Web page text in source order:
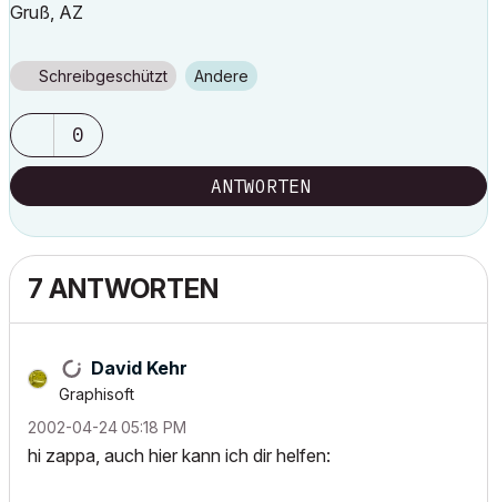
Gruß, AZ
Schreibgeschützt Andere
0
ANTWORTEN
7 ANTWORTEN
David Kehr
Graphisoft
‎2002-04-2405:18 PM
hi zappa, auch hier kann ich dir helfen: